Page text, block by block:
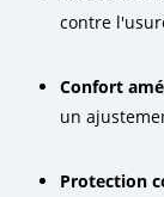
contre
Confort
un
Protection